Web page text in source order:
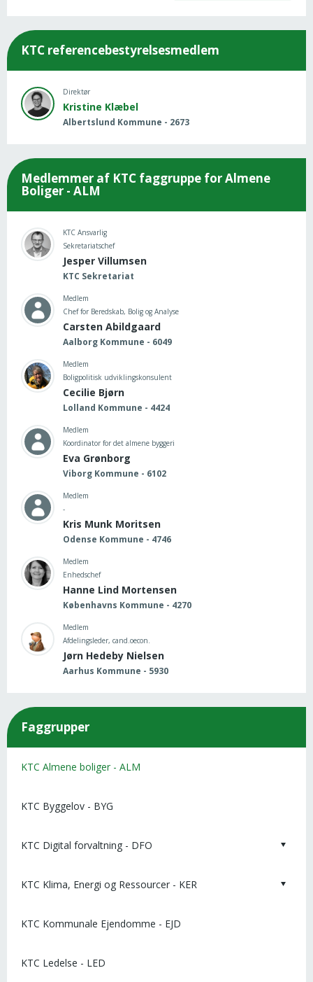
KTC referencebestyrelsesmedlem
Direktør
Kristine Klæbel
Albertslund Kommune - 2673
Medlemmer af KTC faggruppe for Almene
Boliger - ALM
KTC Ansvarlig
Sekretariatschef
Jesper Villumsen
KTC Sekretariat
Medlem
Chef for Beredskab, Bolig og Analyse
Carsten Abildgaard
Aalborg Kommune - 6049
Medlem
Boligpolitisk udviklingskonsulent
Cecilie Bjørn
Lolland Kommune - 4424
Medlem
Koordinator for det almene byggeri
Eva Grønborg
Viborg Kommune - 6102
Medlem
-
Kris Munk Moritsen
Odense Kommune - 4746
Medlem
Enhedschef
Hanne Lind Mortensen
Københavns Kommune - 4270
Medlem
Afdelingsleder, cand.oecon.
Jørn Hedeby Nielsen
Aarhus Kommune - 5930
Faggrupper
KTC Almene boliger - ALM
KTC Byggelov - BYG
KTC Digital forvaltning - DFO
KTC Klima, Energi og Ressourcer - KER
KTC Kommunale Ejendomme - EJD
KTC Ledelse - LED